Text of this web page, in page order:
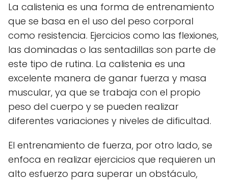
La calistenia es una forma de entrenamiento
que se basa en el uso del peso corporal
como resistencia. Ejercicios como las flexiones,
las dominadas o las sentadillas son parte de
este tipo de rutina. La calistenia es una
excelente manera de ganar fuerza y masa
muscular, ya que se trabaja con el propio
peso del cuerpo y se pueden realizar
diferentes variaciones y niveles de dificultad.
El entrenamiento de fuerza, por otro lado, se
enfoca en realizar ejercicios que requieren un
alto esfuerzo para superar un obstáculo,